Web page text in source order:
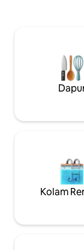
berhawa dingin
kolam renang
sauna,
Kolam